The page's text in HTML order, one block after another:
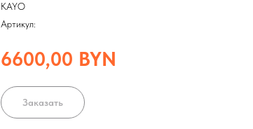
KAYO
Артикул:
6600,00 BYN
Заказать